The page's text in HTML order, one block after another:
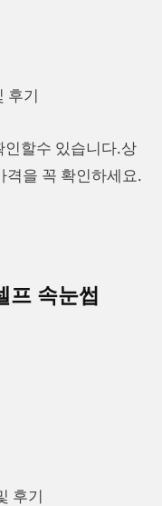
후기
인할수 있습니다.상
격을 꼭 확인하세요.
프 속눈썹
후기